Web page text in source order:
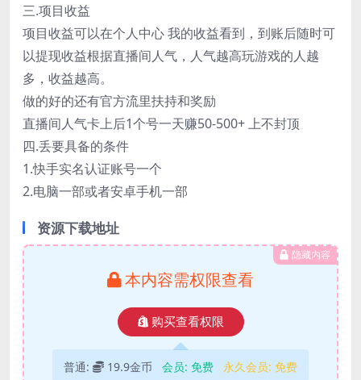
三.项目收益
项目收益可以在个人中心 我的收益看到，到账后随时可
以提现收益根据直播间人气，人气越高玩游戏的人越
多，收益越高。
做的好的还有官方流里扶持和奖励
直播间人气卡上后1个号一天赚50-500+ 上不封顶
四.丢要具备的条件
1.快手实名认证账号一个
2.电脑一部或者安卓手机一部
资源下载地址
隐藏内容
本内容需权限查看
购买查看权限
普通: 19.9金币 会员: 免费 永久会员: 免费